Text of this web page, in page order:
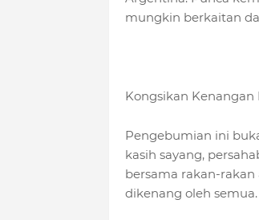
mungkin berkaitan
Kongsikan Kenangan
Pengebumian ini
kasih sayang,
bersama rakan-
dikenang oleh semua.